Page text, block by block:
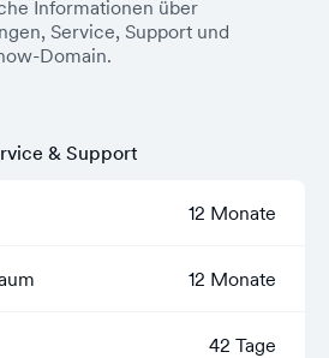
Informationen über
Service, Support und
Domain.
12 Monate
12 Monate
42 Tage
& Support